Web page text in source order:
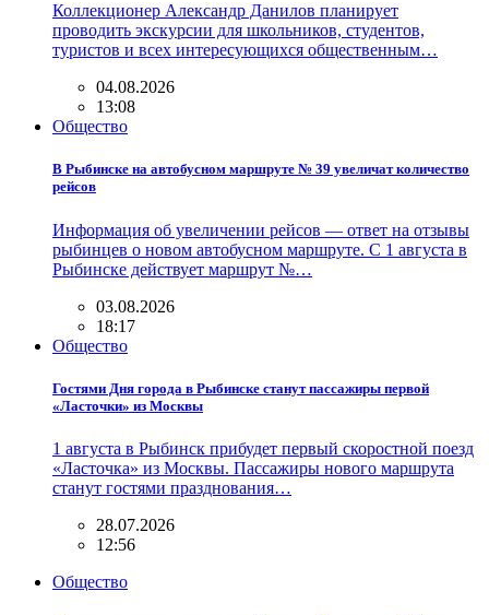
Коллекционер Александр Данилов планирует
проводить экскурсии для школьников, студентов,
туристов и всех интересующихся общественным…
04.08.2026
13:08
Общество
В Рыбинске на автобусном маршруте № 39 увеличат количество
рейсов
Информация об увеличении рейсов — ответ на отзывы
рыбинцев о новом автобусном маршруте. С 1 августа в
Рыбинске действует маршрут №…
03.08.2026
18:17
Общество
Гостями Дня города в Рыбинске станут пассажиры первой
«Ласточки» из Москвы
1 августа в Рыбинск прибудет первый скоростной поезд
«Ласточка» из Москвы. Пассажиры нового маршрута
станут гостями празднования…
28.07.2026
12:56
Общество